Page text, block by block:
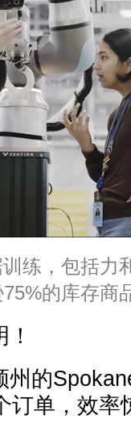
练，包括力
的库存商
的
订单，效率